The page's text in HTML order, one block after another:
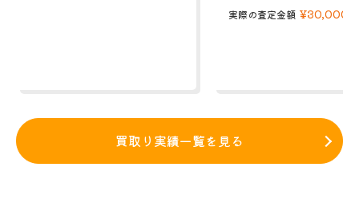
実際の査定金額 ¥30,000
買取り実績一覧を見る